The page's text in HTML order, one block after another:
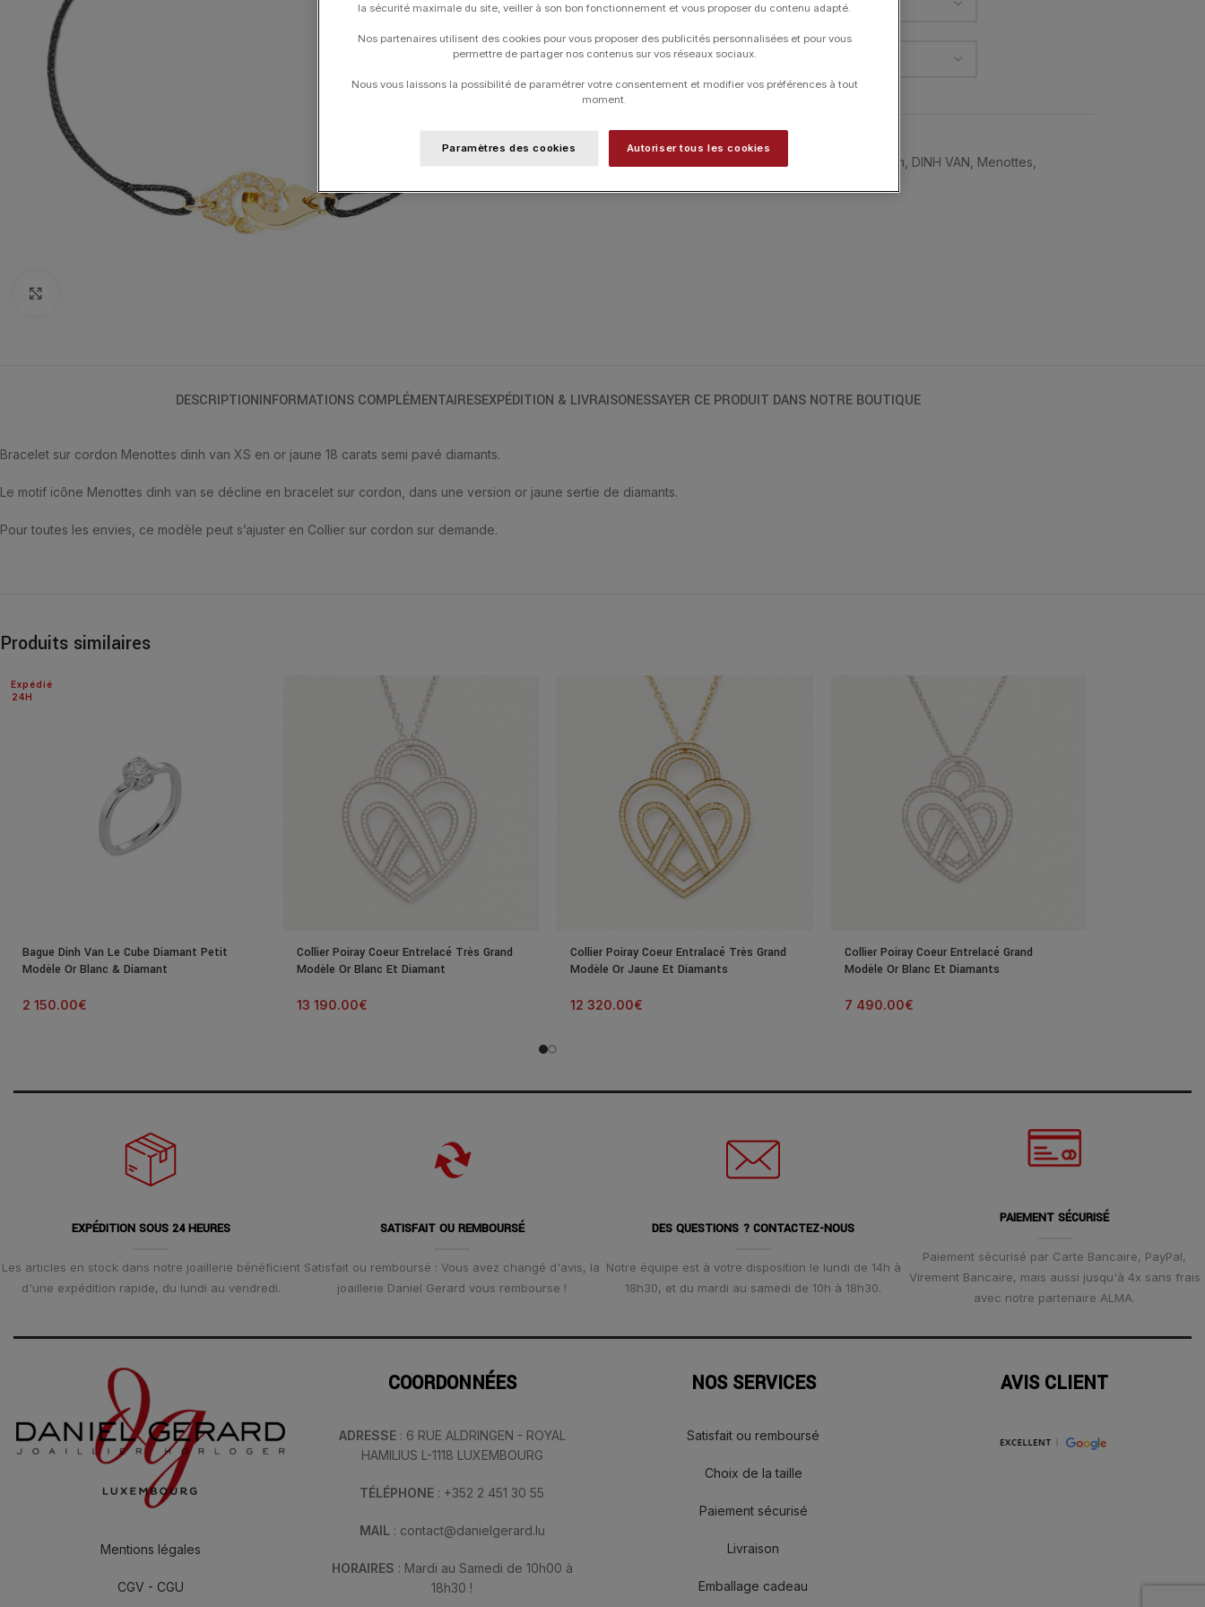
TAILLE DE CORDON
UGS :
319111
Cordon DINH VAN Menottes
DESCRIPTIONINFORMATIONS COMPLÉMENTAIRESEXPÉDITION & LIVRAISONESSAYER CE PRODUIT DANS NOTRE BOUTIQUE
Bracelet sur cordon Menottes dinh van XS en or jaune 18 carats semi pavé diamants.
Le motif icône Menottes dinh van se décline en bracelet sur cordon, dans une version or jaune sertie de diamants.
Pour toutes les envies, ce modèle peut s’ajuster en Collier sur cordon sur demande.
Produits similaires
24H
Expédié
Bague Dinh Van Le Cube Diamant Petit
Modèle Or Blanc & Diamant
2 150.00€
Collier Poiray Coeur Entrelacé Très Grand
Modèle Or Blanc Et Diamant
13 190.00€
Collier Poiray Coeur Entralacé Très Grand
Modèle Or Jaune Et Diamants
12 320.00€
Collier Poiray Coeur Entrelacé Grand
Modèle Or Blanc Et Diamants
7 490.00€
EXPÉDITION SOUS 24 HEURES
Les articles en stock dans notre joaillerie bénéficient
d'une expédition rapide, du lundi au vendredi.
SATISFAIT OU REMBOURSÉ
Satisfait ou remboursé : Vous avez changé d'avis, la
joaillerie Daniel Gerard vous rembourse !
DES QUESTIONS ? CONTACTEZ-NOUS
Notre équipe est à votre disposition le lundi de 14h à
18h30, et du mardi au samedi de 10h à 18h30.
PAIEMENT SÉCURISÉ
Paiement sécurisé par Carte Bancaire, PayPal,
Virement Bancaire, mais aussi jusqu'à 4x sans frais
avec notre partenaire ALMA.
Mentions légales
CGV - CGU
COORDONNÉES
ADRESSE: 6 RUE ALDRINGEN - ROYAL
HAMILIUS L-1118 LUXEMBOURG
TÉLÉPHONE : +352 2 451 30 55
MAIL : contact@danielgerard.lu
HORAIRES : Mardi au Samedi de 10h00 à
18h30 !
NOS SERVICES
Satisfait ou remboursé
Choix de la taille
Paiement sécurisé
Livraison
Emballage cadeau
AVIS CLIENT
la sécurité maximale du site, veiller à son bon fonctionnement et vous proposer du contenu adapté.
Nos partenaires utilisent des cookies pour vous proposer des publicités personnalisées et pour vous
permettre de partager nos contenus sur vos réseaux sociaux.
Nous vous laissons la possibilité de paramétrer votre consentement et modifier vos préférences à tout
moment.
Paramètres des cookies Autoriser tous les cookies